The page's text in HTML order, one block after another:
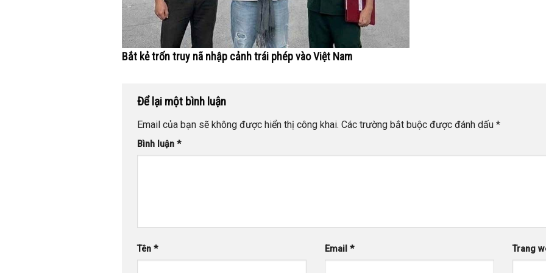
Bắt kẻ trốn truy nã nhập cảnh trái phép vào Việt Nam
Để lại một bình luận
Email của bạn sẽ không được hiển thị công khai. Các trường bắt buộc được đánh dấu *
Bình luận *
Tên * Email * Trang